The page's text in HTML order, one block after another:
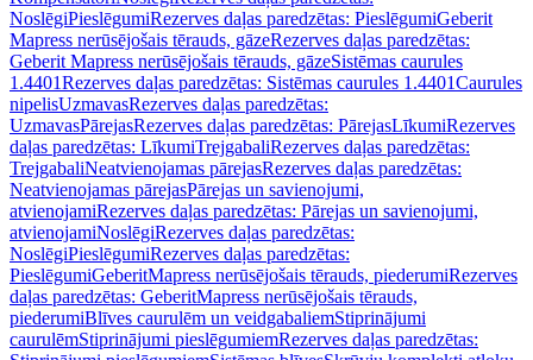
NoslēgiPieslēgumiRezerves daļas paredzētas: PieslēgumiGeberit
Mapress nerūsējošais tērauds, gāzeRezerves daļas paredzētas:
Geberit Mapress nerūsējošais tērauds, gāzeSistēmas caurules
1.4401Rezerves daļas paredzētas: Sistēmas caurules 1.4401Caurules
nipelisUzmavasRezerves daļas paredzētas:
UzmavasPārejasRezerves daļas paredzētas: PārejasLīkumiRezerves
daļas paredzētas: LīkumiTrejgabaliRezerves daļas paredzētas:
TrejgabaliNeatvienojamas pārejasRezerves daļas paredzētas:
Neatvienojamas pārejasPārejas un savienojumi,
atvienojamiRezerves daļas paredzētas: Pārejas un savienojumi,
atvienojamiNoslēgiRezerves daļas paredzētas:
NoslēgiPieslēgumiRezerves daļas paredzētas:
PieslēgumiGeberitMapress nerūsējošais tērauds, piederumiRezerves
daļas paredzētas: GeberitMapress nerūsējošais tērauds,
piederumiBlīves caurulēm un veidgabaliemStiprinājumi
caurulēmStiprinājumi pieslēgumiemRezerves daļas paredzētas: